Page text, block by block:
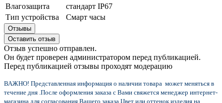
Влагозащита
стандарт IP67
Тип устройства
Смарт часы
Отзывы
Оставить отзыв
Отзыв успешно отправлен.
Он будет проверен администратором перед публикацией.
Перед публикацией отзывы проходят модерацию
ВАЖНО! Представленная информация о наличии товара может меняться в
течение дня .После оформления заказа с Вами свяжется менеджер интернет-
магазина для согласования Вашего заказа. Цвет или оттенок изделия на